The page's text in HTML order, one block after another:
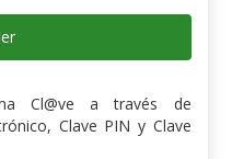
Cl@ve a través de
Clave PIN y Clave